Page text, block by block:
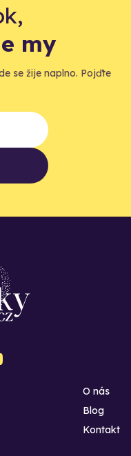
my
se žije naplno. Pojďte
O nás
Blog
Kontakt